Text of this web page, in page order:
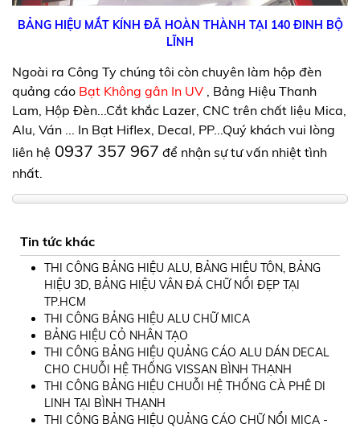
BẢNG HIỆU MẮT KÍNH ĐÃ HOÀN THÀNH TẠI 140 ĐINH BỘ
LĨNH
Ngoài ra Công Ty chúng tôi còn chuyên làm hộp đèn
quảng cáo Bạt Không gân In UV , Bảng Hiệu Thanh
Lam, Hộp Đèn...Cắt khắc Lazer, CNC trên chất liệu Mica,
Alu, Ván ... In Bạt Hiflex, Decal, PP...Quý khách vui lòng
liên hệ 0937 357 967 để nhận sự tư vấn nhiệt tình
nhất.
Tin tức khác
THI CÔNG BẢNG HIỆU ALU, BẢNG HIỆU TÔN, BẢNG
HIỆU 3D, BẢNG HIỆU VÂN ĐÁ CHỮ NỔI ĐẸP TẠI
TP.HCM
THI CÔNG BẢNG HIỆU ALU CHỮ MICA
BẢNG HIỆU CỎ NHÂN TẠO
THI CÔNG BẢNG HIỆU QUẢNG CÁO ALU DÁN DECAL
CHO CHUỖI HỆ THỐNG VISSAN BÌNH THẠNH
THI CÔNG BẢNG HIỆU CHUỖI HỆ THỐNG CÀ PHÊ DI
LINH TẠI BÌNH THẠNH
THI CÔNG BẢNG HIỆU QUẢNG CÁO CHỮ NỔI MICA -